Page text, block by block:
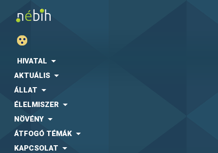
HIVATAL
AKTUÁLIS
ÁLLAT
ÉLELMISZER
NÖVÉNY
ÁTFOGÓ TÉMÁK
KAPCSOLAT